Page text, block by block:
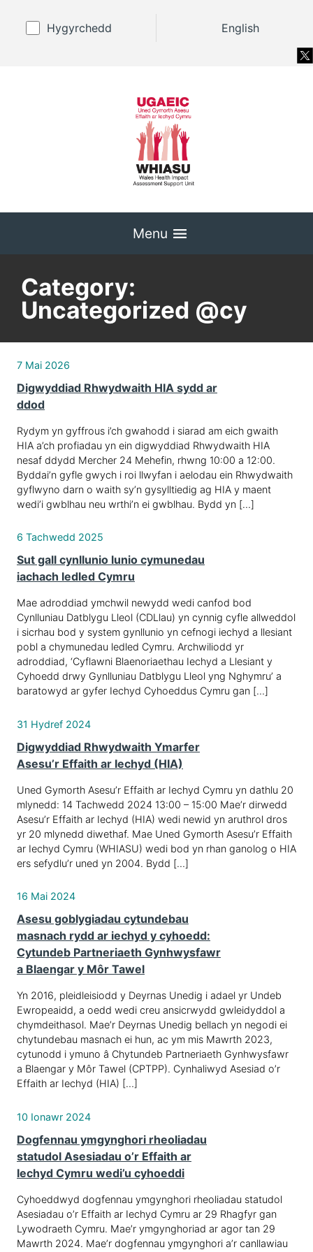
Hygyrchedd English
Menu
Category:
Uncategorized @cy
7 Mai 2026
Digwyddiad Rhwydwaith HIA sydd ar
ddod
Rydym yn gyffrous i’ch gwahodd i siarad am eich gwaith
HIA a’ch profiadau yn ein digwyddiad Rhwydwaith HIA
nesaf ddydd Mercher 24 Mehefin, rhwng 10:00 a 12:00.
Byddai’n gyfle gwych i roi llwyfan i aelodau ein Rhwydwaith
gyflwyno darn o waith sy’n gysylltiedig ag HIA y maent
wedi’i gwblhau neu wrthi’n ei gwblhau. Bydd yn […]
6 Tachwedd 2025
Sut gall cynllunio lunio cymunedau
iachach ledled Cymru
Mae adroddiad ymchwil newydd wedi canfod bod
Cynlluniau Datblygu Lleol (CDLlau) yn cynnig cyfle allweddol
i sicrhau bod y system gynllunio yn cefnogi iechyd a llesiant
pobl a chymunedau ledled Cymru. Archwiliodd yr
adroddiad, ‘Cyflawni Blaenoriaethau Iechyd a Llesiant y
Cyhoedd drwy Gynlluniau Datblygu Lleol yng Nghymru’ a
baratowyd ar gyfer Iechyd Cyhoeddus Cymru gan […]
31 Hydref 2024
Digwyddiad Rhwydwaith Ymarfer
Asesu’r Effaith ar Iechyd (HIA)
Uned Gymorth Asesu’r Effaith ar Iechyd Cymru yn dathlu 20
mlynedd: 14 Tachwedd 2024 13:00 – 15:00 Mae’r dirwedd
Asesu’r Effaith ar Iechyd (HIA) wedi newid yn aruthrol dros
yr 20 mlynedd diwethaf. Mae Uned Gymorth Asesu’r Effaith
ar Iechyd Cymru (WHIASU) wedi bod yn rhan ganolog o HIA
ers sefydlu’r uned yn 2004. Bydd […]
16 Mai 2024
Asesu goblygiadau cytundebau
masnach rydd ar iechyd y cyhoedd:
Cytundeb Partneriaeth Gynhwysfawr
a Blaengar y Môr Tawel
Yn 2016, pleidleisiodd y Deyrnas Unedig i adael yr Undeb
Ewropeaidd, a oedd wedi creu ansicrwydd gwleidyddol a
chymdeithasol. Mae’r Deyrnas Unedig bellach yn negodi ei
chytundebau masnach ei hun, ac ym mis Mawrth 2023,
cytunodd i ymuno â Chytundeb Partneriaeth Gynhwysfawr
a Blaengar y Môr Tawel (CPTPP). Cynhaliwyd Asesiad o’r
Effaith ar Iechyd (HIA) […]
10 Ionawr 2024
Dogfennau ymgynghori rheoliadau
statudol Asesiadau o’r Effaith ar
Iechyd Cymru wedi’u cyhoeddi
Cyhoeddwyd dogfennau ymgynghori rheoliadau statudol
Asesiadau o’r Effaith ar Iechyd Cymru ar 29 Rhagfyr gan
Lywodraeth Cymru. Mae’r ymgynghoriad ar agor tan 29
Mawrth 2024. Mae’r dogfennau ymgynghori a’r canllawiau